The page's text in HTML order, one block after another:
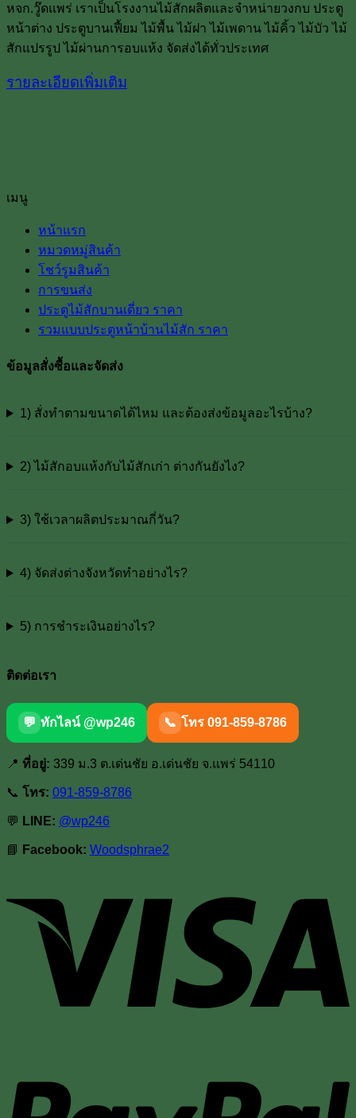
หจก.วู๊ดแพร่ เราเป็นโรงงานไม้สักผลิตและจำหน่ายวงกบ ประตู
หน้าต่าง ประตูบานเฟื้ยม ไม้พื้น ไม้ฝา ไม้เพดาน ไม้คิ้ว ไม้บัว ไม้
สักแปรรูป ไม้ผ่านการอบแห้ง จัดส่งได้ทั่วประเทศ
รายละเอียดเพิ่มเติม
เมนู
หน้าแรก
หมวดหมู่สินค้า
โชว์รูมสินค้า
การขนส่ง
ประตูไม้สักบานเดี่ยว ราคา
รวมแบบประตูหน้าบ้านไม้สัก ราคา
ข้อมูลสั่งซื้อและจัดส่ง
1) สั่งทำตามขนาดได้ไหม และต้องส่งข้อมูลอะไรบ้าง?
2) ไม้สักอบแห้งกับไม้สักเก่า ต่างกันยังไง?
3) ใช้เวลาผลิตประมาณกี่วัน?
4) จัดส่งต่างจังหวัดทำอย่างไร?
5) การชำระเงินอย่างไร?
ติดต่อเรา
💬 ทักไลน์ @wp246 📞 โทร 091-859-8786
📍 ที่อยู่: 339 ม.3 ต.เด่นชัย อ.เด่นชัย จ.แพร่ 54110
📞 โทร: 091-859-8786
💬 LINE: @wp246
📘 Facebook: Woodsphrae2